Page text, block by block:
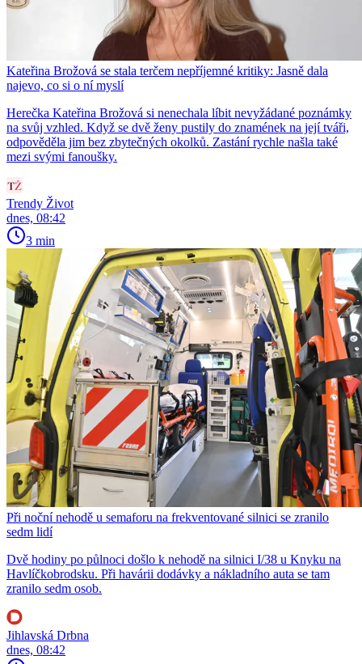
Kateřina Brožová se stala terčem nepříjemné kritiky: Jasně dala
najevo, co si o ní myslí
Herečka Kateřina Brožová si nenechala líbit nevyžádané poznámky
na svůj vzhled. Když se dvě ženy pustily do znamének na její tváři,
odpověděla jim bez zbytečných okolků. Zastání rychle našla také
mezi svými fanoušky.
Trendy Život
dnes, 08:42
3 min
Při noční nehodě u semaforu na frekventované silnici se zranilo
sedm lidí
Dvě hodiny po půlnoci došlo k nehodě na silnici I/38 u Knyku na
Havlíčkobrodsku. Při havárii dodávky a nákladního auta se tam
zranilo sedm osob.
Jihlavská Drbna
dnes, 08:42